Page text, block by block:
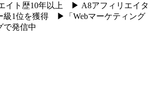
ト歴10年以上 ▶︎ A8アフィリエイタ
級1位を獲得 ▶︎「Webマーケティング
で発信中